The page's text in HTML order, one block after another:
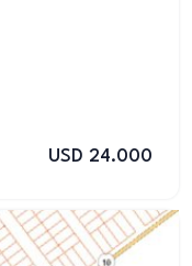
USD 24.000